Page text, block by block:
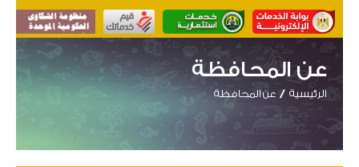
عن المحافظة
الرئيسية عن المحافظة